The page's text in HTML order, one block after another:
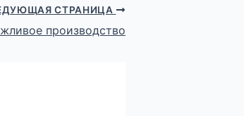
СТРАНИЦА
производство